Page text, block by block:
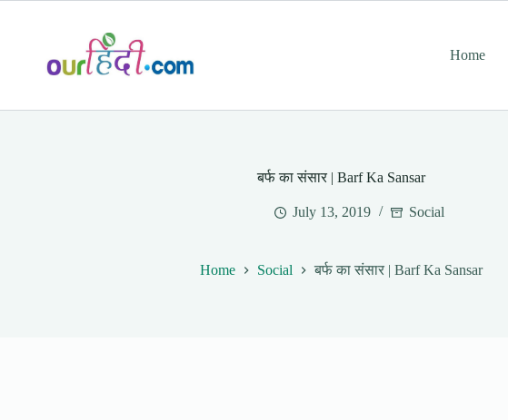
Home
बर्फ का संसार | Barf Ka Sansar
July 13, 2019 Social
Home Social बर्फ का संसार | Barf Ka Sansar